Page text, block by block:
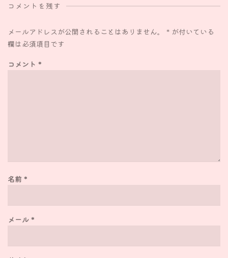
コメントを残す
メールアドレスが公開されることはありません。 * が付いている
欄は必須項目です
コメント *
名前 *
メール *